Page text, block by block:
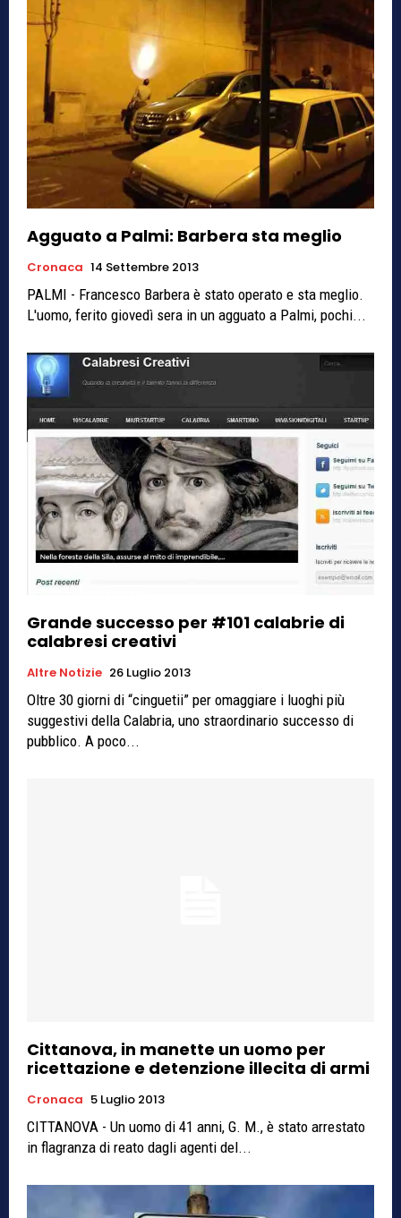
Agguato a Palmi: Barbera sta meglio
Cronaca 14 Settembre 2013
PALMI - Francesco Barbera è stato operato e sta meglio.
L'uomo, ferito giovedì sera in un agguato a Palmi, pochi...
Grande successo per #101 calabrie di
calabresi creativi
Altre Notizie 26 Luglio 2013
Oltre 30 giorni di “cinguetii” per omaggiare i luoghi più
suggestivi della Calabria, uno straordinario successo di
pubblico. A poco...
Cittanova, in manette un uomo per
ricettazione e detenzione illecita di armi
Cronaca 5 Luglio 2013
CITTANOVA - Un uomo di 41 anni, G. M., è stato arrestato
in flagranza di reato dagli agenti del...